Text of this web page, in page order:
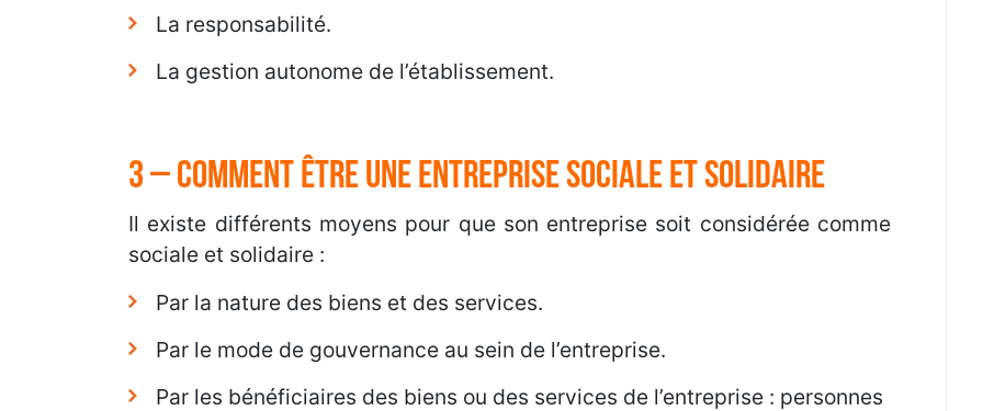
La responsabilité.
La gestion autonome de l’établissement.
3 – Comment être une entreprise sociale et solidaire
Il existe différents moyens pour que son entreprise soit considérée comme
sociale et solidaire :
Par la nature des biens et des services.
Par le mode de gouvernance au sein de l’entreprise.
Par les bénéficiaires des biens ou des services de l’entreprise : personnes